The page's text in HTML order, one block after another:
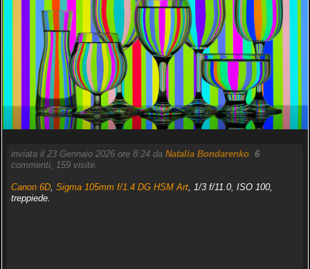
inviata il 23 Gennaio 2026 ore 8:24 da Natalia Bondarenko. 6
commenti, 159 visite.
Canon 6D, Sigma 105mm f/1.4 DG HSM Art, 1/3 f/11.0, ISO 100,
treppiede.